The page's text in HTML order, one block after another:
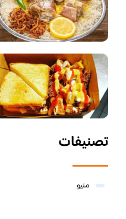
تصنيفات
منيو